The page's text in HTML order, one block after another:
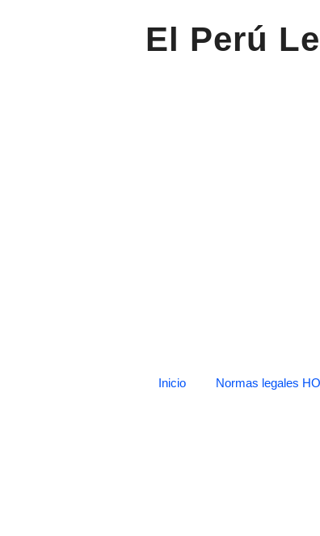
El Perú
Inicio Normas legales